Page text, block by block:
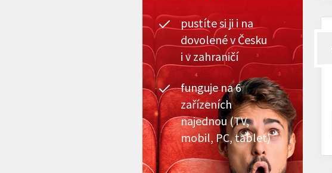
pustíte si ji i na
dovolené v Česku
i v zahraničí
funguje na 6
zařízeních
najednou (TV,
mobil, PC, tablet)